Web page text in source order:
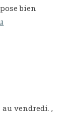
bien
vendredi. ,